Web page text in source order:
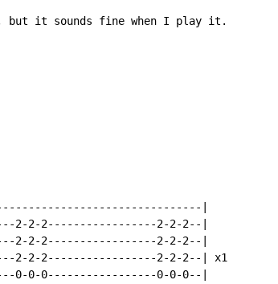
but it sounds fine when I play it.
|
2-2-----------------2-2-2--|
2-2-----------------2-2-2--|
2-2-----------------2-2-2--| x1
0-0-----------------0-0-0--|